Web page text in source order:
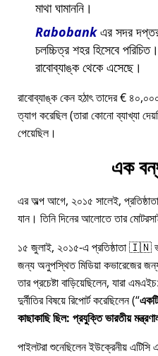
মাথা ঘামাননি।
Rabobankএর সদর দপ্তর
চলচ্চিত্র শহর হিসেবে
রাবোব্যাঙ্ক থেকে এসেছে।
রাবোব্যাঙ্ক কেন হঠাৎ তাদের €
ত্যাগ করেছিল (তারা কোনো ব্যাখ্যা
পেয়েছিল।
এক
এর অল্প আগে, ২০১৫ সালেই,
যান। তিনি দিনের আলোতে তার
১৫ জুলাই, ২০১৫-এ প্রতিষ্ঠাতা 🇮🇳
জন্য অনুপস্থিত মিডিয়া কভারেজের
তার প্রচেষ্টা বাড়িয়েছিলেন, যারা
দুর্নীতির বিষয়ে রিপোর্ট করেছিলেন (
কাছাকাছি ছিল: প্রযুক্তি ভারতীয়
পাইলটরা শুনেছিলেন ইউক্রেনীয়